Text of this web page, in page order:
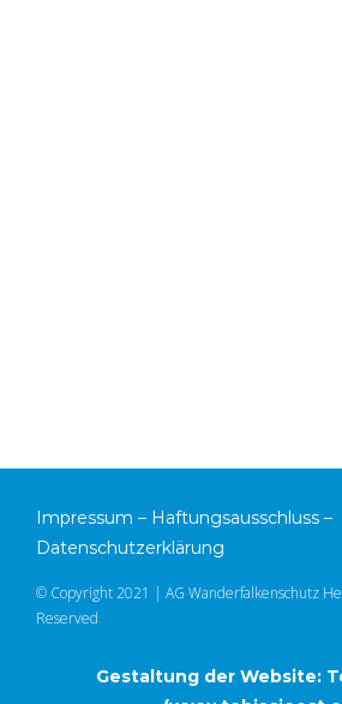
Impressum – Haftungsausschluss –
Datenschutzerklärung
© Copyright 2021 | AG Wanderfalkenschutz
Reserved
Gestaltung der Website: